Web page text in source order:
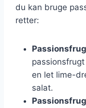
du kan bruge
retter:
en let lime-
salat.